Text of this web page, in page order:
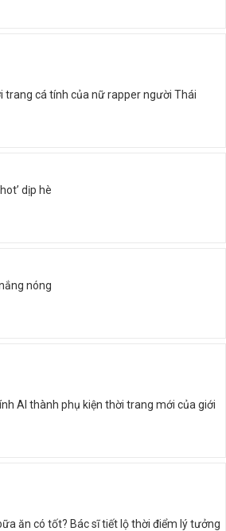
trang cá tính của nữ rapper người Thái
dịp hè
nóng
AI thành phụ kiện thời trang mới của giới
ăn có tốt? Bác sĩ tiết lộ thời điểm lý tưởng